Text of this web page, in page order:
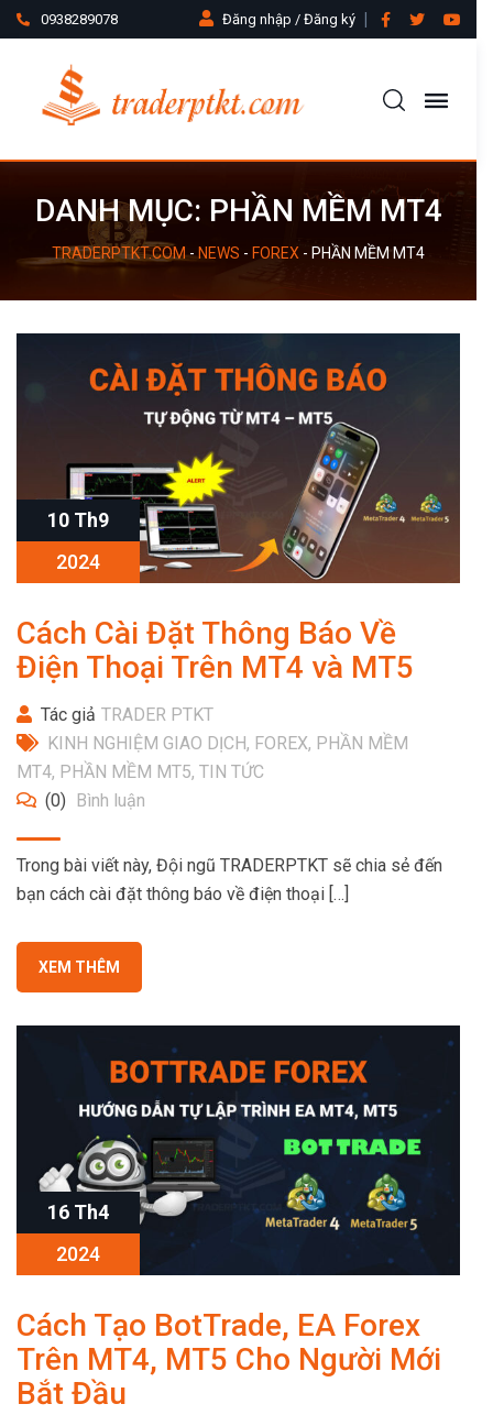
0938289078 Đăng nhập / Đăng ký
DANH MỤC: PHẦN MỀM MT4
TRADERPTKT.COM-NEWS - FOREX - PHẦN MỀM MT4
10 Th9
2024
Cách Cài Đặt Thông Báo Về
Điện Thoại Trên MT4 và MT5
Tác giả TRADER PTKT
KINH NGHIỆM GIAO DỊCH, FOREX, PHẦN MỀM
MT4, PHẦN MỀM MT5, TIN TỨC
(0) Bình luận
Trong bài viết này, Đội ngũ TRADERPTKT sẽ chia sẻ đến
bạn cách cài đặt thông báo về điện thoại […]
XEM THÊM
16 Th4
2024
Cách Tạo BotTrade, EA Forex
Trên MT4, MT5 Cho Người Mới
Bắt Đầu